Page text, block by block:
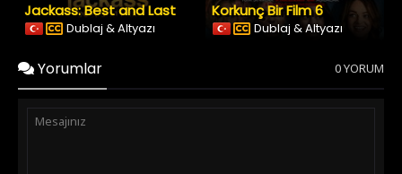
Jackass: Best and Last
Dublaj & Altyazı
Korkunç Bir Film 6
Dublaj & Altyazı
Yorumlar 0 YORUM